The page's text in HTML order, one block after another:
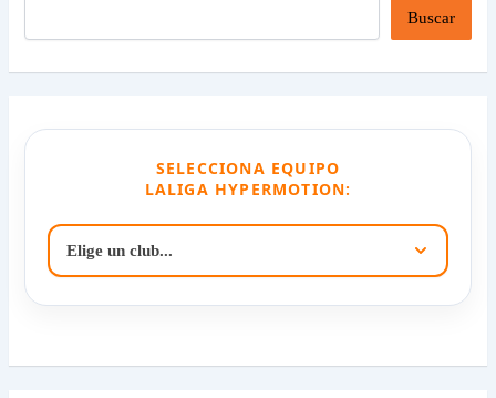
Buscar
SELECCIONA EQUIPO
LALIGA HYPERMOTION: